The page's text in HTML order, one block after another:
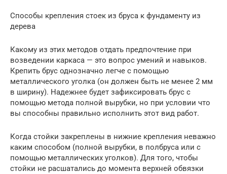
Способы крепления стоек из бруса к фундаменту из
дерева
Какому из этих методов отдать предпочтение при
возведении каркаса — это вопрос умений и навыков.
Крепить брус однозначно легче с помощью
металлического уголка (он должен быть не менее 2 мм
в ширину). Надежнее будет зафиксировать брус с
помощью метода полной вырубки, но при условии что
вы способны правильно исполнить этот вид работ.
Когда стойки закреплены в нижние крепления неважно
каким способом (полной вырубки, в полбруса или с
помощью металлических уголков). Для того, чтобы
стойки не расшатались до момента верхней обвязки